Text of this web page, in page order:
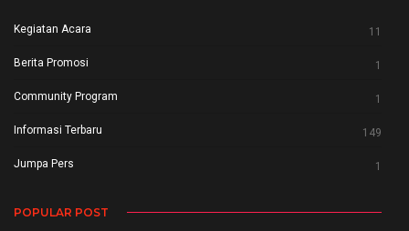
Kegiatan Acara 11
Berita Promosi 1
Community Program 1
Informasi Terbaru 149
Jumpa Pers 1
POPULAR POST